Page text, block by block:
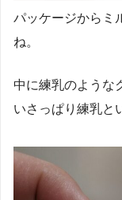
パッケージからミ
ね。
中に練乳のような
いさっぱり練乳と